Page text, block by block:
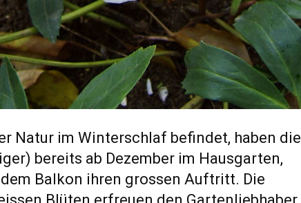
Natur im Winterschlaf befindet, haben die
bereits ab Dezember im Hausgarten,
Balkon ihren grossen Auftritt. Die